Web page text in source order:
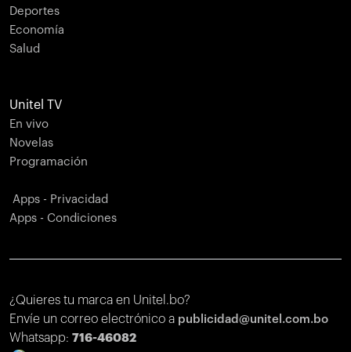
Deportes
Economía
Salud
Unitel TV
En vivo
Novelas
Programación
Apps - Privacidad
Apps - Condiciones
¿Quieres tu marca en Unitel.bo?
Envíe un correo electrónico a publicidad@unitel.com.bo
Whatsapp: 716-46082